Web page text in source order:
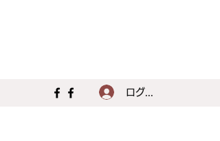
ログイン